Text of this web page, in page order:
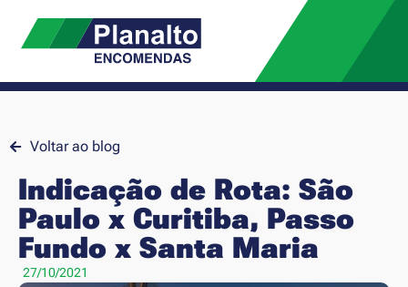
Voltar ao blog
Indicação de Rota: São
Paulo x Curitiba, Passo
Fundo x Santa Maria
27/10/2021